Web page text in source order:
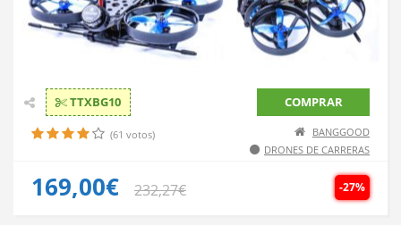
TTXBG10 COMPRAR
(61 votos)
BANGGOOD
DRONES DE CARRERAS
-27%
169,00€ 232,27€